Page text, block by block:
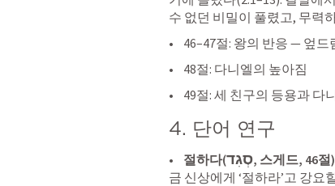
수 없던 비밀이 풀렸고, 무력
•    46–47절: 왕의 반응 — 엎
•    48절: 다니엘의 높아짐
•    49절: 세 친구의 등용과
4. 단어 연구
• 절하다(סְגִד, 스게드, 46절
금 신상에게 ‘절하라’고 강요